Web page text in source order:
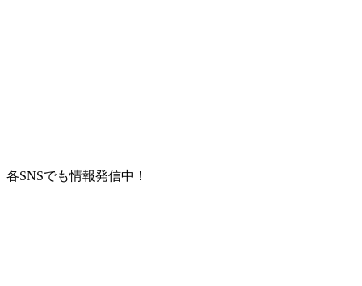
各SNSでも情報発信中！